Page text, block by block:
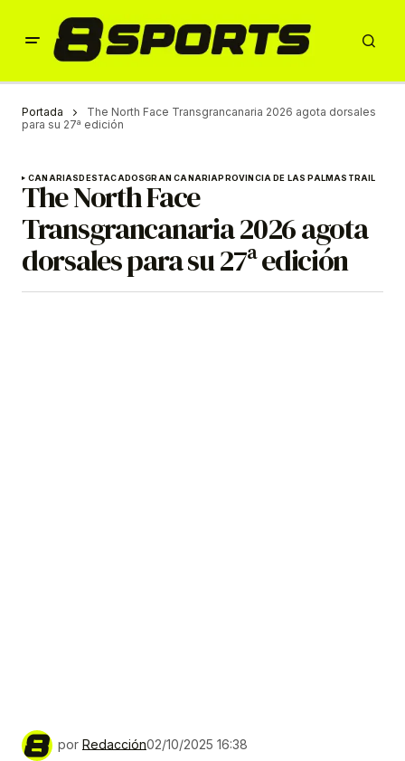
Portada
The North Face Transgrancanaria 2026 agota dorsales
para su 27ª edición
CANARIASDESTACADOSGRAN CANARIAPROVINCIA DE LAS PALMAS TRAIL
The North Face
Transgrancanaria 2026 agota
dorsales para su 27ª edición
por Redacción02/10/2025 16:38